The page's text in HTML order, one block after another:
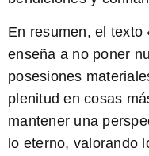
En resumen, el texto
enseña a no poner
posesiones
plenitud en cosas
mantener una
lo eterno, valorando